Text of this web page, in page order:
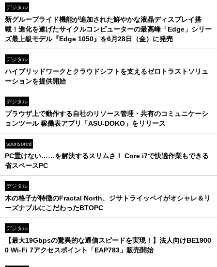
デジタル
新グループライド機能が追加された鮮やかな液晶ディスプレイ搭
載！進化を遂げたサイクルコンピューターの最高峰「Edge」シリー
ズ最上級モデル『Edge 1050』を6月28日（金）に発売
デジタル
ハイブリッドワークとクラウドシフトを支えるゼロトラストソリュ
ーションを提供開始
デジタル
ブラウザ上で動作する自社のリソース管理・共有のコミュニケーシ
ョンツール 稼働表アプリ「ASU-DOKO」をリリース
sponsored
PC置けない……を解決するスリムさ！ Core i7で快適作業もできる
省スペースPC
デジタル
木の格子が特徴のFractal North、ジサトライッペイがオシャレ＆リ
ーズナブルにこだわったBTOPC
デジタル
【最大19Gbpsの驚異的な通信スピードを実現！】法人向けBE1900
0 Wi-Fi 7アクセスポイント「EAP783」販売開始